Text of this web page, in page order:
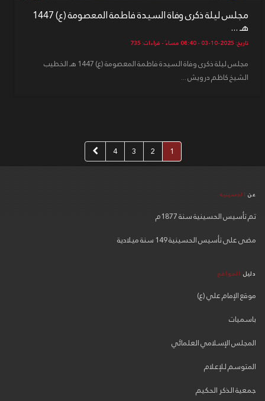
مجلس ليلة ذكرى وفاة السيدة فاطمة المعصومة (ع) 1447
هـ ...
تاريخ: 2025-10-03 - 08:40 مساءً - قراءات: 735
مجلس ليلة ذكرى وفاة السيدة فاطمة المعصومة (ع) 1447 هـ الخطيب
الشيخ كاظم درويش ...
1
2
3
4
عن الحسينية
تم تأسيس الحسينية سنة 1877م
مضى على تأسيس الحسينية 149 سنة ميلادية
دليل المواقع
موقع الإمام علي (ع)
باسميات
المجلس الإسلامي العلمائي
المتوسم للإعلام
جمعية الذكر الحكيم